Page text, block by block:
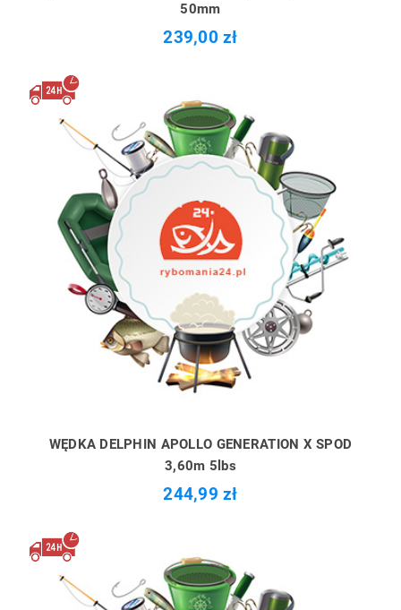
50mm
239,00 zł
WĘDKA DELPHIN APOLLO GENERATION X SPOD
3,60m 5lbs
244,99 zł